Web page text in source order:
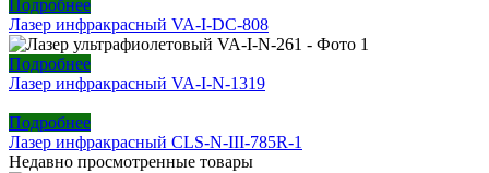
Подробнее
Лазер инфракрасный VA-I-DC-808
Подробнее
Лазер инфракрасный VA-I-N-1319
Подробнее
Лазер инфракрасный CLS-N-III-785R-1
Недавно просмотренные товары